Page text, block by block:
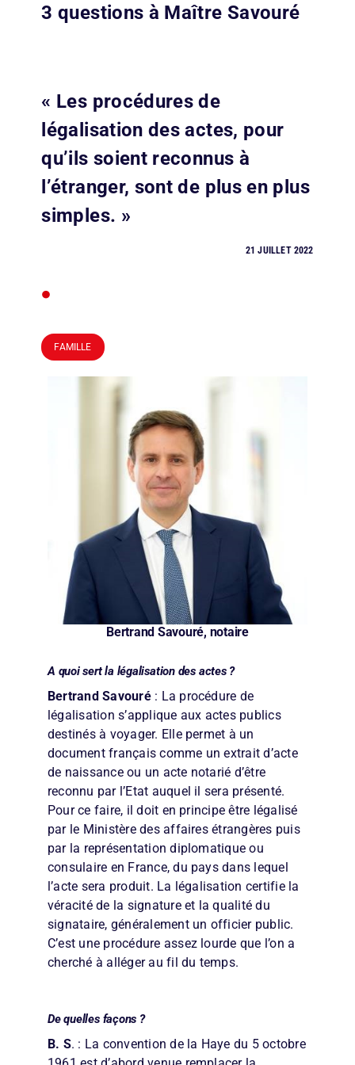
3 questions à Maître Savouré
« Les procédures de
légalisation des actes, pour
qu’ils soient reconnus à
l’étranger, sont de plus en plus
simples. »
21 JUILLET 2022
•
FAMILLE
Bertrand Savouré, notaire
A quoi sert la légalisation des actes ?
Bertrand Savouré : La procédure de
légalisation s’applique aux actes publics
destinés à voyager. Elle permet à un
document français comme un extrait d’acte
de naissance ou un acte notarié d’être
reconnu par l’Etat auquel il sera présenté.
Pour ce faire, il doit en principe être légalisé
par le Ministère des affaires étrangères puis
par la représentation diplomatique ou
consulaire en France, du pays dans lequel
l’acte sera produit. La légalisation certifie la
véracité de la signature et la qualité du
signataire, généralement un officier public.
C’est une procédure assez lourde que l’on a
cherché à alléger au fil du temps.
De quelles façons ?
B. S. : La convention de la Haye du 5 octobre